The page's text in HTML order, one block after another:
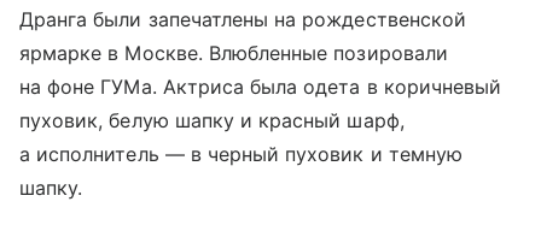
Дранга были запечатлены на рождественской
ярмарке в Москве. Влюбленные позировали
на фоне ГУМа. Актриса была одета в коричневый
пуховик, белую шапку и красный шарф,
а исполнитель — в черный пуховик и темную
шапку.